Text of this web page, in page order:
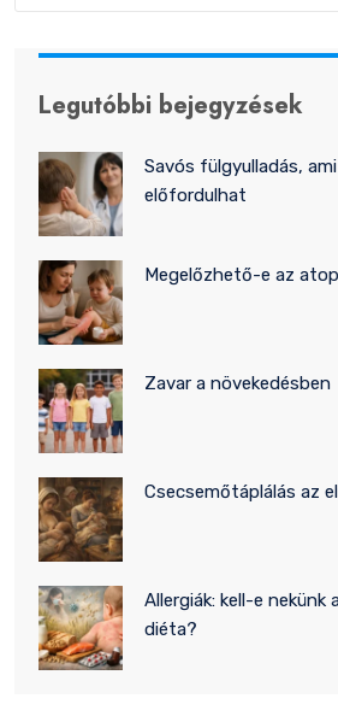
Legutóbbi bejegyzések
Savós fülgyulladás,
előfordulhat
Megelőzhető-e az
Zavar a növekedésben
Csecsemőtáplálás az
Allergiák: kell-e nekünk
diéta?